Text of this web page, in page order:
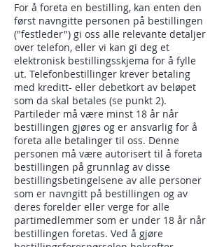
For å foreta en bestilling, kan enten den
først navngitte personen på bestillingen
("festleder") gi oss alle relevante detaljer
over telefon, eller vi kan gi deg et
elektronisk bestillingsskjema for å fylle
ut. Telefonbestillinger krever betaling
med kreditt- eller debetkort av beløpet
som da skal betales (se punkt 2).
Partileder må være minst 18 år når
bestillingen gjøres og er ansvarlig for å
foreta alle betalinger til oss. Denne
personen må være autorisert til å foreta
bestillingen på grunnlag av disse
bestillingsbetingelsene av alle personer
som er navngitt på bestillingen og av
deres forelder eller verge for alle
partimedlemmer som er under 18 år når
bestillingen foretas. Ved å gjøre